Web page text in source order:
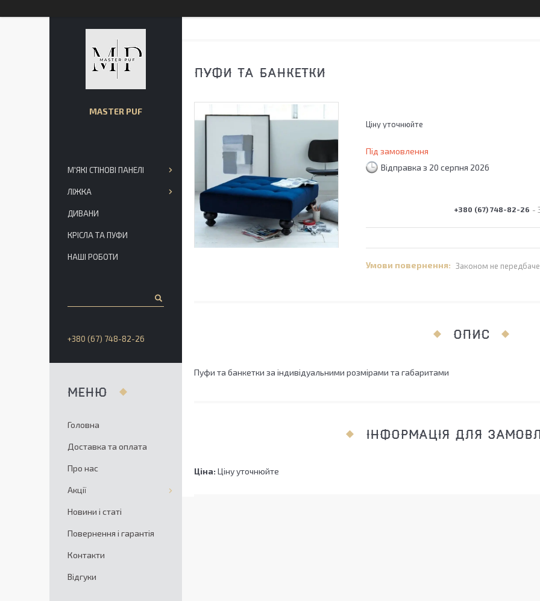
ПУФИ ТА БАНКЕТКИ
Ціну уточнюйте
Під замовлення
Відправка з 20 серпня 2026
+380 (67) 748-82-26
Законом не
ОПИС
Пуфи та банкетки за індивідуальними розмірами та габаритами
ІНФОРМАЦІЯ ДЛЯ
Ціна: Ціну уточнюйте
MASTER PUF
М'ЯКІ СТІНОВІ ПАНЕЛІ
ЛІЖКА
ДИВАНИ
КРІСЛА ТА ПУФИ
НАШІ РОБОТИ
+380 (67) 748-82-26
Головна
Доставка та оплата
Про нас
Акції
Новини і статі
Повернення і гарантія
Контакти
Відгуки